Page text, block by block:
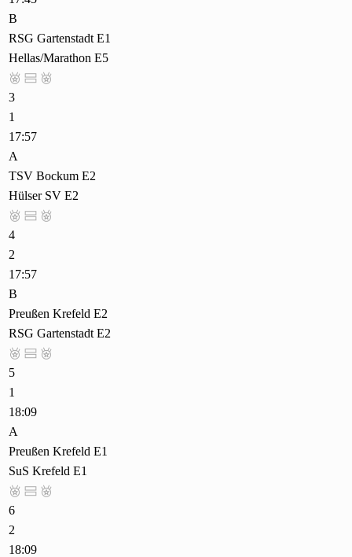
B
RSG Gartenstadt E1
Hellas/Marathon E5
  
3
1
17:57
A
TSV Bockum E2
Hülser SV E2
  
4
2
17:57
B
Preußen Krefeld E2
RSG Gartenstadt E2
  
5
1
18:09
A
Preußen Krefeld E1
SuS Krefeld E1
  
6
2
18:09